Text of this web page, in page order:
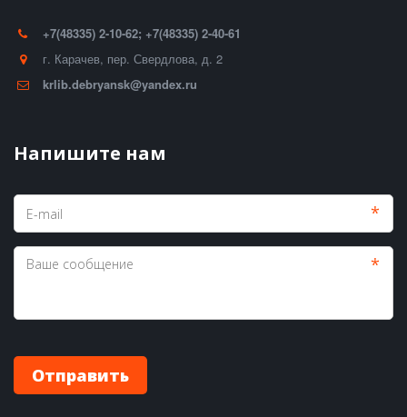
+7(48335) 2-10-62; +7(48335) 2-40-61
г. Карачев, пер. Свердлова, д. 2
krlib.debryansk@yandex.ru
Напишите нам
*
*
Отправить